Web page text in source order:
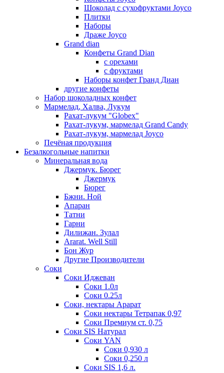
Шоколад с сухофруктами Joyco
Плитки
Наборы
Драже Joyco
Grand dian
Конфеты Grand Dian
с орехами
с фруктами
Наборы конфет Гранд Диан
другие конфеты
Набор шоколадных конфет
Мармелад, Халва, Лукум
Рахат-лукум "Globex"
Рахат-лукум, мармелад Grand Candy
Рахат-лукум, мармелад Joyco
Печёная продукция
Безалкогольные напитки
Минеральная вода
Джермук. Бюрег
Джермук
Бюрег
Бжни. Ной
Апаран
Татни
Гарни
Дилижан. Зулал
Ararat. Well Still
Бон Жур
Другие Производители
Соки
Соки Иджеван
Соки 1.0л
Соки 0.25л
Соки, нектары Арарат
Соки нектары Тетрапак 0,97
Соки Премиум ст. 0,75
Соки SIS Натурал
Соки YAN
Соки 0,930 л
Соки 0,250 л
Соки SIS 1,6 л.